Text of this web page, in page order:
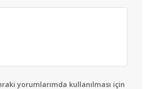
yorumlarımda kullanılması için